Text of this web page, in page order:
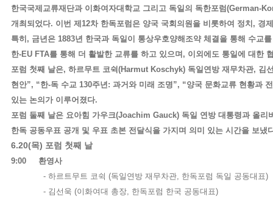
한국국제교류재단과 이화여자대학교 그리고 독일의 독한포럼 (German-
개최되었다. 이번 제 12차 한독포럼은 양국 국회의원을 비롯하여 정치 , 경제
특히 , 금년은 1883년 한국과 독일이 통상우호양해조약 체결을 통해 수교를
한-EU FTA를 통해 더 활발한 교류를 하고 있으며 , 이외에도 통일에 대한
포럼 첫째 날은, 하르무트 코쉭 (Harmut Koschyk) 독일연방 재무차관, 김
현안”, “한-독 수교 130주년: 과거와 미래 조명”, “양국 문화교류 현황과
있는 논의가 이루어졌다.
포럼 둘째 날은 요아힘 가우크(Joachim Gauck) 독일 연방 대통령과 올리
한독 공동우표 공개 및 우표 초본 전달식을 가지며 의미 있는 시간을 보냈
6.20(목) 포럼 첫째 날
9:00
환영사
-하르트무트 코쉭 (독일연방 재무차관, 한독포럼 독일 공동대표)
- 김선욱 (이화여대 총장, 한독포럼 한국 공동대표)